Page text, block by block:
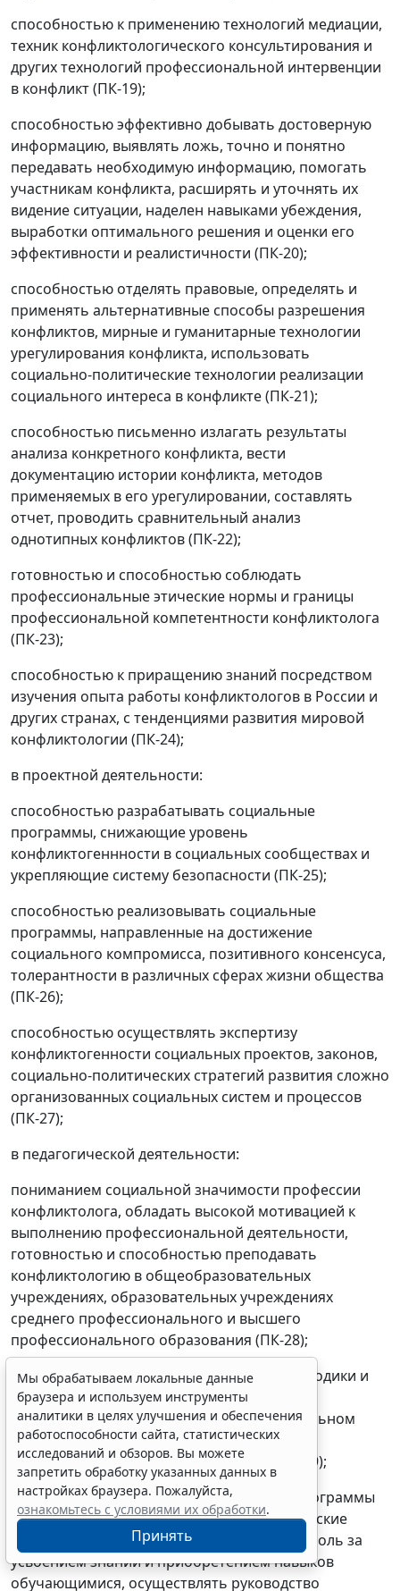
способностью к применению технологий медиации,
техник конфликтологического консультирования и
других технологий профессиональной интервенции
в конфликт (ПК-19);
способностью эффективно добывать достоверную
информацию, выявлять ложь, точно и понятно
передавать необходимую информацию, помогать
участникам конфликта, расширять и уточнять их
видение ситуации, наделен навыками убеждения,
выработки оптимального решения и оценки его
эффективности и реалистичности (ПК-20);
способностью отделять правовые, определять и
применять альтернативные способы разрешения
конфликтов, мирные и гуманитарные технологии
урегулирования конфликта, использовать
социально-политические технологии реализации
социального интереса в конфликте (ПК-21);
способностью письменно излагать результаты
анализа конкретного конфликта, вести
документацию истории конфликта, методов
применяемых в его урегулировании, составлять
отчет, проводить сравнительный анализ
однотипных конфликтов (ПК-22);
готовностью и способностью соблюдать
профессиональные этические нормы и границы
профессиональной компетентности конфликтолога
(ПК-23);
способностью к приращению знаний посредством
изучения опыта работы конфликтологов в России и
других странах, с тенденциями развития мировой
конфликтологии (ПК-24);
в проектной деятельности:
способностью разрабатывать социальные
программы, снижающие уровень
конфликтогеннности в социальных сообществах и
укрепляющие систему безопасности (ПК-25);
способностью реализовывать социальные
программы, направленные на достижение
социального компромисса, позитивного консенсуса,
толерантности в различных сферах жизни общества
(ПК-26);
способностью осуществлять экспертизу
конфликтогенности социальных проектов, законов,
социально-политических стратегий развития сложно
организованных социальных систем и процессов
(ПК-27);
в педагогической деятельности:
пониманием социальной значимости профессии
конфликтолога, обладать высокой мотивацией к
выполнению профессиональной деятельности,
готовностью и способностью преподавать
конфликтологию в общеобразовательных
учреждениях, образовательных учреждениях
среднего профессионального и высшего
профессионального образования (ПК-28);
готовностью применять современные методики и
технологии для обеспечения качества
образовательного процесса в образовательном
учреждении в предметной области
конфликтологического образования (ПК-29);
способностью разрабатывать рабочие программы
курсов, читать лекции, проводить семинарские
занятия, осуществлять эффективный контроль за
усвоением знаний и приобретением навыков
обучающимися, осуществлять руководство
Мы обрабатываем локальные данные
браузера и используем инструменты
аналитики в целях улучшения и обеспечения
работоспособности сайта, статистических
исследований и обзоров. Вы можете
запретить обработку указанных данных в
настройках браузера. Пожалуйста,
ознакомьтесь с условиями их обработки.
Принять